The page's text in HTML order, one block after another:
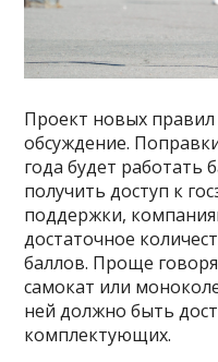
Проект новых
обсуждение.
года будет работать
получить доступ к
поддержки,
достаточное
баллов. Проще
самокат или
ней должно быть
комплектующих.